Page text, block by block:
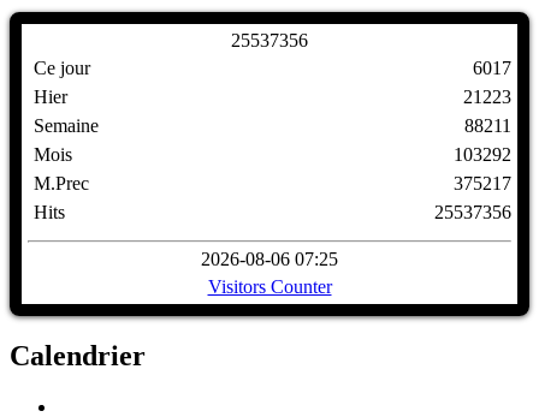
25537356
Ce jour
Hier
Semaine
Mois
M.Prec
Hits
6017
21223
88211
103292
375217
25537356
2026-08-06 07:25
Visitors Counter
Calendrier